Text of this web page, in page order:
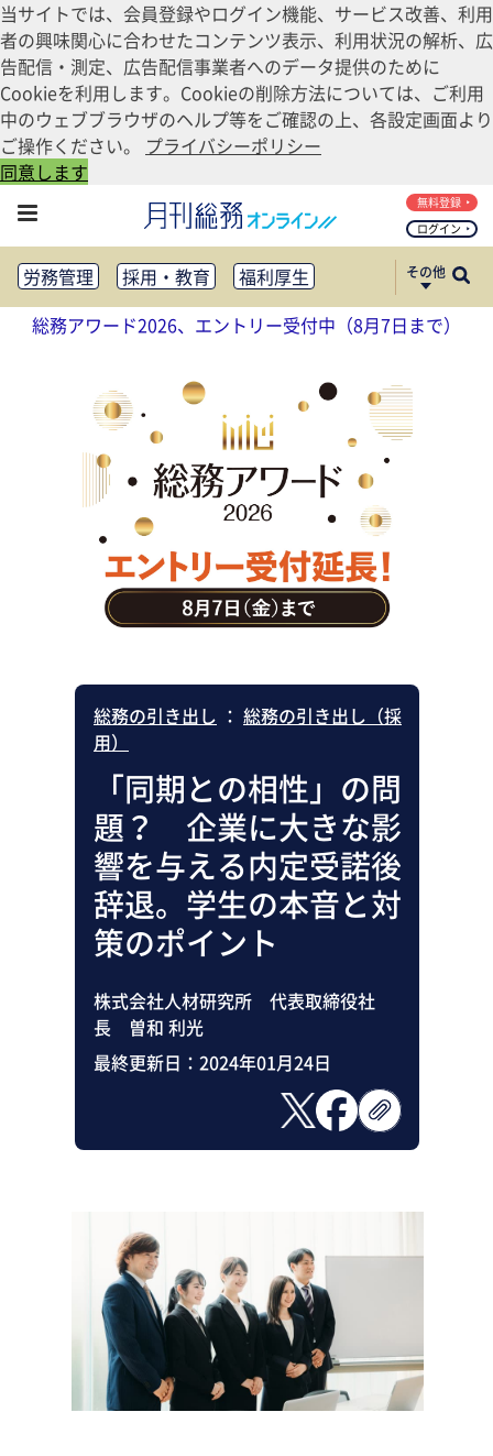
当サイトでは、会員登録やログイン機能、サービス改善、利用
者の興味関心に合わせたコンテンツ表示、利用状況の解析、広
告配信・測定、広告配信事業者へのデータ提供のために
Cookieを利用します。Cookieの削除方法については、ご利用
中のウェブブラウザのヘルプ等をご確認の上、各設定画面より
ご操作ください。 プライバシーポリシー
同意します
ログイン
無料登録
労務管理 採用・教育
福利厚生
健康経営
働き方改革
法務・コンプライアンス
リスクマネジメント・BCP
社外・社内広報
社外・社内コミュニケーション活性化
FM・オフィス移転
CSR・SDGs
テクノロジー活用・DX
助成金・補助金・コスト削減
アウトソーシング・BPO
調査・レポート
その他
総務アワード2026、エントリー受付中（8月7日まで）
総務の引き出し ： 総務の引き出し（採
用）
「同期との相性」の問
題？ 企業に大きな影
響を与える内定受諾後
辞退。学生の本音と対
策のポイント
株式会社人材研究所 代表取締役社
長 曽和 利光
最終更新日： 2024年01月24日